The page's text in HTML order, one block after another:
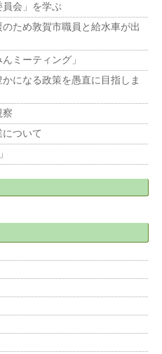
会」を学ぶ
ため敦賀市職員と給水車が出
ミーティング」
になる政策を愚直に目指しま
察
ついて